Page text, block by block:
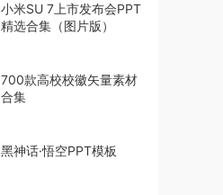
小米SU 7上市发布会PPT
精选合集（图片版）
700款高校校徽矢量素材
合集
黑神话·悟空PPT模板